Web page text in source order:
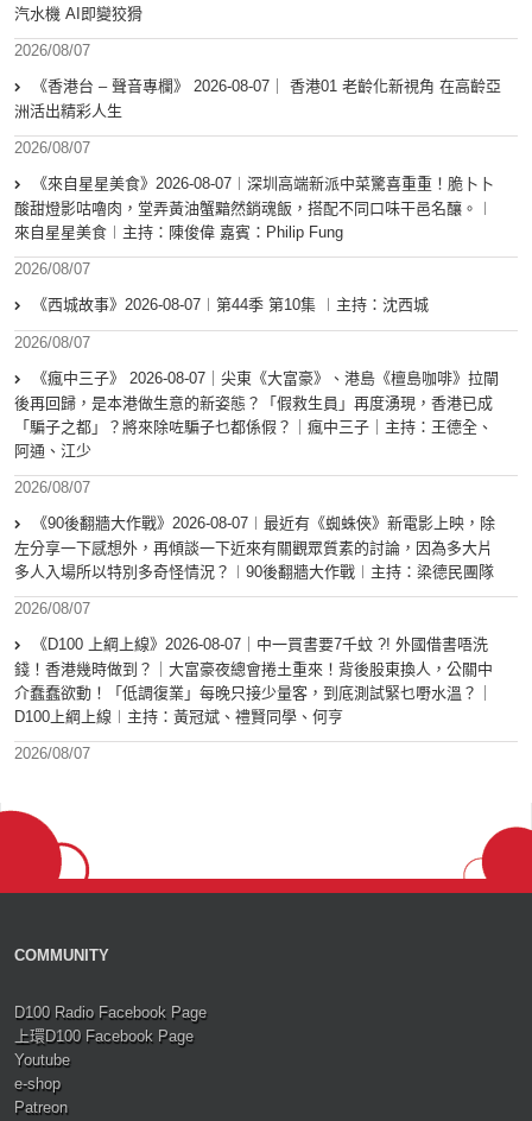
汽水機 AI即變狡猾
2026/08/07
《香港台 – 聲音專欄》 2026-08-07｜ 香港01 老齡化新視角 在高齡亞
洲活出精彩人生
2026/08/07
《來自星星美食》2026-08-07︱深圳高端新派中菜驚喜重重！脆卜卜
酸甜燈影咕嚕肉，堂弄黃油蟹黯然銷魂飯，搭配不同口味干邑名釀。︱
來自星星美食︱主持：陳俊偉 嘉賓：Philip Fung
2026/08/07
《西城故事》2026-08-07︱第44季 第10集 ︱主持：沈西城
2026/08/07
《瘋中三子》 2026-08-07｜尖東《大富豪》、港島《檀島咖啡》拉閘
後再回歸，是本港做生意的新姿態？「假救生員」再度湧現，香港已成
「騙子之都」？將來除咗騙子乜都係假？｜瘋中三子｜主持：王德全、
阿通、江少
2026/08/07
《90後翻牆大作戰》2026-08-07︱最近有《蜘蛛俠》新電影上映，除
左分享一下感想外，再傾談一下近來有關觀眾質素的討論，因為多大片
多人入場所以特別多奇怪情況？︱90後翻牆大作戰︱主持：梁德民團隊
2026/08/07
《D100 上綱上線》2026-08-07｜中一買書要7千蚊 ?! 外國借書唔洗
錢！香港幾時做到？｜大富豪夜總會捲土重來！背後股東換人，公關中
介蠢蠢欲動！「低調復業」每晚只接少量客，到底測試緊乜嘢水溫？｜
D100上綱上線︱主持：黃冠斌、禮賢同學、何亨
2026/08/07
COMMUNITY
D100 Radio Facebook Page
上環D100 Facebook Page
Youtube
e-shop
Patreon